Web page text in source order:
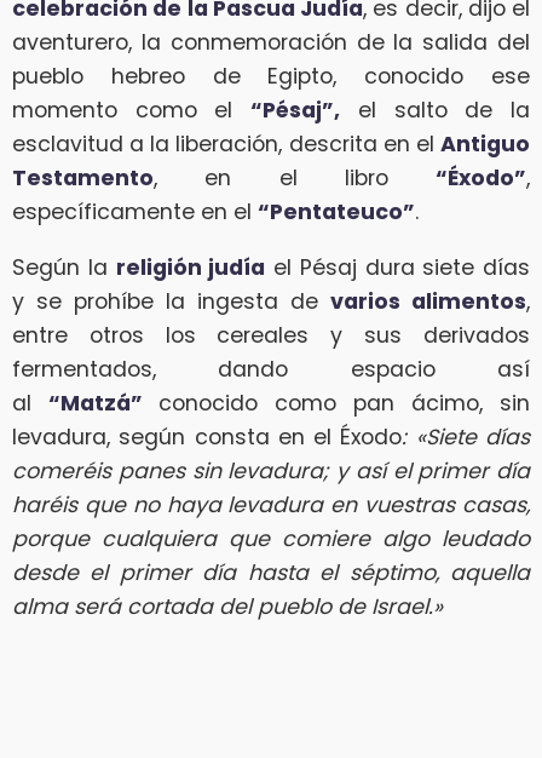
celebración de la Pascua Judía, es decir, dijo el
aventurero, la conmemoración de la salida del
pueblo hebreo de Egipto, conocido ese
momento como el“Pésaj”, el salto de la
esclavitud a la liberación, descrita en el Antiguo
Testamento, en el libro “Éxodo”,
específicamente en el “Pentateuco”.
Según la religión judía el Pésaj dura siete días
y se prohíbe la ingesta de varios alimentos,
entre otros los cereales y sus derivados
fermentados, dando espacio así
al “Matzá” conocido como pan ácimo, sin
levadura, según consta en el Éxodo: «Siete días
comeréis panes sin levadura; y así el primer día
haréis que no haya levadura en vuestras casas,
porque cualquiera que comiere algo leudado
desde el primer día hasta el séptimo, aquella
alma será cortada del pueblo de Israel.»